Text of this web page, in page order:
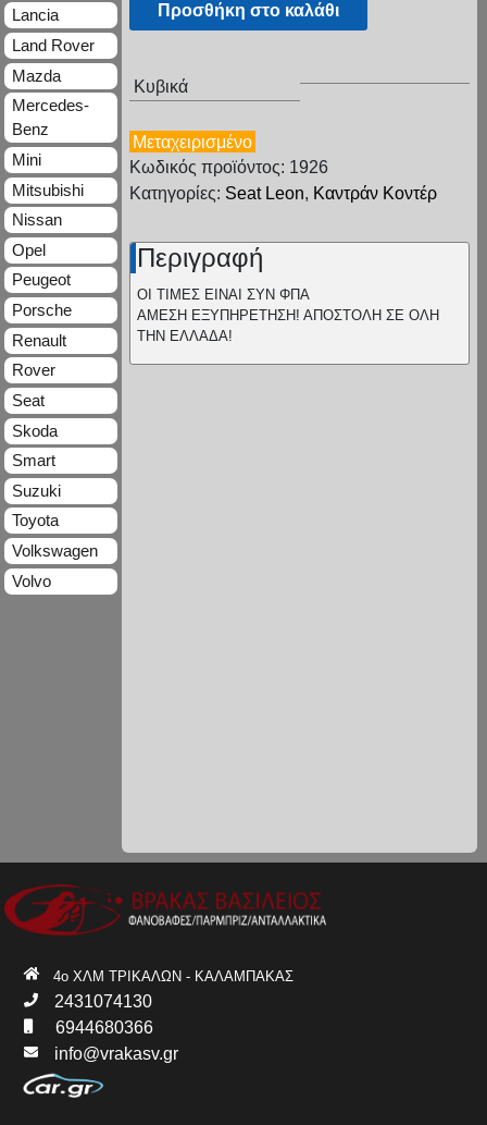
Προσθήκη στο καλάθι
Κυβικά
Μεταχειρισμένο
Κωδικός προϊόντος: 1926
Κατηγορίες: Seat Leon, Καντράν Κοντέρ
Περιγραφή
ΟΙ ΤΙΜΕΣ ΕΙΝΑΙ ΣΥΝ ΦΠΑ
ΑΜΕΣΗ ΕΞΥΠΗΡΕΤΗΣΗ! ΑΠΟΣΤΟΛΗ ΣΕ ΟΛΗ
ΤΗΝ ΕΛΛΑΔΑ!
Lancia
Land Rover
Mazda
Mercedes-
Benz
Mini
Mitsubishi
Nissan
Opel
Peugeot
Porsche
Renault
Rover
Seat
Skoda
Smart
Suzuki
Toyota
Volkswagen
Volvo
4ο ΧΛΜ ΤΡΙΚΑΛΩΝ - ΚΑΛΑΜΠΑΚΑΣ
2431074130
6944680366
info@vrakasv.gr